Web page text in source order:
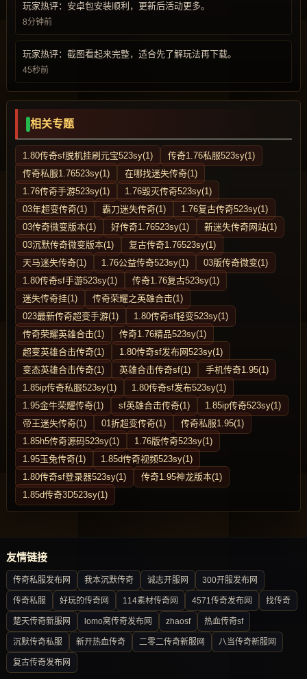
玩家热评：安卓包安装顺利，更新后活动更多。
8分钟前
玩家热评：截图看起来完整，适合先了解玩法再下载。
45秒前
相关专题
1.80传奇sf脱机挂刷元宝523sy(1)
传奇1.76私服523sy(1)
传奇私服1.76523sy(1)
在哪找迷失传奇(1)
1.76传奇手游523sy(1)
1.76毁灭传奇523sy(1)
03年超变传奇(1)
霸刀迷失传奇(1)
1.76复古传奇523sy(1)
03传奇微变版本(1)
好传奇1.76523sy(1)
新迷失传奇网站(1)
03沉默传奇微变版本(1)
复古传奇1.76523sy(1)
天马迷失传奇(1)
1.76公益传奇523sy(1)
03版传奇微变(1)
1.80传奇sf手游523sy(1)
传奇1.76复古523sy(1)
迷失传奇挂(1)
传奇荣耀之英雄合击(1)
023最新传奇超变手游(1)
1.80传奇sf轻变523sy(1)
传奇荣耀英雄合击(1)
传奇1.76精品523sy(1)
超变英雄合击传奇(1)
1.80传奇sf发布网523sy(1)
变态英雄合击传奇(1)
英雄合击传奇sf(1)
手机传奇1.95(1)
1.85ip传奇私服523sy(1)
1.80传奇sf发布523sy(1)
1.95金牛荣耀传奇(1)
sf英雄合击传奇(1)
1.85ip传奇523sy(1)
帝王迷失传奇(1)
01折超变传奇(1)
传奇私服1.95(1)
1.85h5传奇源码523sy(1)
1.76版传奇523sy(1)
1.95玉兔传奇(1)
1.85d传奇视频523sy(1)
1.80传奇sf登录器523sy(1)
传奇1.95神龙版本(1)
1.85d传奇3D523sy(1)
友情链接
传奇私服发布网 我本沉默传奇 诚志开服网 300开服发布网
传奇私服 好玩的传奇网 114素材传奇网 4571传奇发布网 找传奇
楚天传奇新服网 lomo窝传奇发布网 zhaosf 热血传奇sf
沉默传奇私服 新开热血传奇 二零二传奇新服网 八当传奇新服网
复古传奇发布网